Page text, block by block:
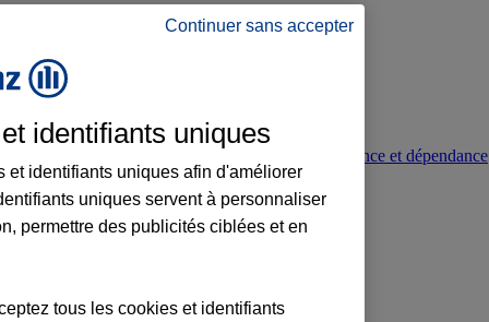
Conseils prévoyance et dépendance
Continuer sans accepter
identifiants uniques
et identifiants uniques afin d'améliorer
uniques servent à personnaliser
permettre des publicités ciblées et en
tous les cookies et identifiants